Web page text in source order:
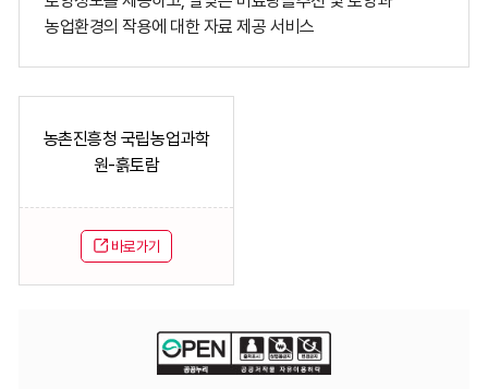
농업환경의 작용에 대한 자료 제공 서비스
농촌진흥청 국립농업과학
원-흙토람
바로가기